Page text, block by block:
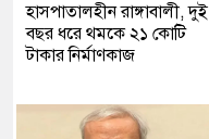
হাসপাতালহীন রাঙ্গাবালী, দুই
বছর ধরে থমকে ২১ কোটি
টাকার নির্মাণকাজ